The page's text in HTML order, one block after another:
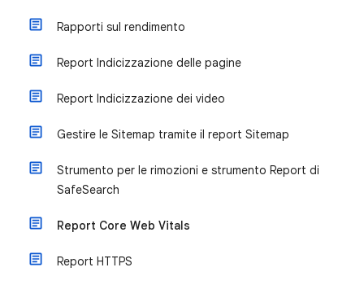
Rapporti sul rendimento
Report Indicizzazione delle pagine
Report Indicizzazione dei video
Gestire le Sitemap tramite il report Sitemap
Strumento per le rimozioni e strumento Report di
SafeSearch
Report Core Web Vitals
Report HTTPS